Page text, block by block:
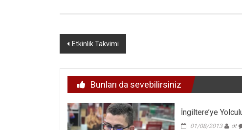
Yazı
Etkinlik Takvimi
Bunları da sevebilirsiniz
İngiltere’ye
01/08/2013 dt